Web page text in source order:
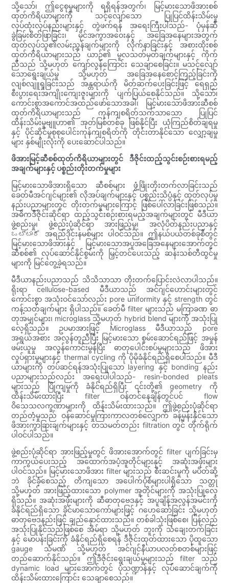
သို့သော်၊ ဤငွေစုမှုများကို ရရှိရန်အတွက်၊ မြင့်မားသောဖိအားစစ်
ထုတ်ကိရိယာများကို သင့်လျော်သော ပြုပြင်ထိန်းသိမ်းမှု
လုပ်ထုံးလုပ်နည်းများနှင့် တွဲဖက်ရန် အရေးကြီးပါသည်- ပုံမှန်ဆီ
ခွဲခြမ်းစိတ်ဖြာခြင်း၊ မိုင်အကွာအဝေးနှင့် အခြေအနေများအတွက်
ထုတ်လုပ်သူ၏လမ်းညွှန်ချက်များကို လိုက်နာခြင်းနှင့် အစားထိုးစစ်
ထုတ်ကိရိယာများသည် ယာဉ်၏ မူလသတ်မှတ်ချက်များနှင့် ကိုက်
ညီသည် သို့မဟုတ် ကျော်လွန်ကြောင်း သေချာစေခြင်း။ မသင့်လျော်
သောရွေးချယ်မှု သို့မဟုတ် အခြေအနေစောင့်ကြည့်ခြင်းကို
လျစ်လျူရှုခြင်းသည် အန္တရာယ်ကို မိတ်ဆက်ပေးခြင်းဖြင့် ရေရှည်
စီးပွားရေးအကျိုးကျေးဇူးများကို ပျက်ပြယ်စေနိုင်သည်။ သို့သော်၊
ကောင်းစွာအကောင်အထည်ဖော်သောအခါ၊ မြင့်မားသောဖိအားဆီစစ်
ထုတ်ကိရိယာများသည် ကုန်ကျစရိတ်သက်သာသော ပြုပြင်
ထိန်းသိမ်းမှုဗျူဟာ၏ အုတ်မြစ်တစ်ခု ဖြစ်နိုင်ပြီး ယုံကြည်စိတ်ချရမှု
နှင့် ပိုင်ဆိုင်မှုစုစုပေါင်းကုန်ကျစရိတ်ကို တိုင်းတာနိုင်သော လျှော့ချမှု
များ နှစ်မျိုးလုံးကို ပေးဆောင်ပါသည်။
ဖိအားမြင့်ဆီစစ်ထုတ်ကိရိယာများတွင် ဒီဇိုင်းထည့်သွင်းစဉ်းစားရမည့်
အချက်များနှင့် ပစ္စည်းတိုးတက်မှုများ
မြင့်မားသောဖိအားရှိသော ဆီစစ်များ ဖွံ့ဖြိုးတိုးတက်လာခြင်းသည်
ခေတ်မီအင်ဂျင်များ၏ လိုအပ်ချက်များနှင့် ပစ္စည်းသိပ္ပံနှင့် ထုတ်လုပ်မှု
နည်းပညာများတွင် တိုးတက်မှုများကြောင့် ဖြစ်ပေါ်လာခြင်းဖြစ်သည်။
အဓိကဒီဇိုင်းဆိုင်ရာ ထည့်သွင်းစဉ်းစားရမည့်အချက်များတွင် မီဒီယာ
ဖွဲ့စည်းမှု၊ ဖွဲ့စည်းပုံဆိုင်ရာ အားဖြည့်မှု၊ အလုံပိတ်နည်းပညာနှင့်
ಒಟ್ಟಾರೆ အရည်ဒိုင်းနမစ်များ ပါဝင်သည်။ ဤနယ်ပယ်တစ်ခုစီတွင်
မြင့်မားသောဖိအားနှင့် မြင့်မားသောအပူအခြေအနေများအောက်တွင်
ဆီစစ်၏ လုပ်ဆောင်နိုင်စွမ်းကို မြှင့်တင်ပေးသည့် ဆန်းသစ်တီထွင်မှု
များကို မြင်တွေ့ခဲ့ရသည်။
မီဒီယာနည်းပညာသည် သိသိသာသာ တိုးတက်ပြောင်းလဲလာပါသည်။
ရိုးရာ cellulose-based မီဒီယာသည် အင်ဂျင်ဟောင်းများတွင်
ကောင်းစွာ အသုံးဝင်သော်လည်း pore uniformity နှင့် strength တွင်
ကန့်သတ်ချက်များ ရှိပါသည်။ ခေတ်မီ filter များသည် မကြာခဏ ဓာ
တုအမျှင်များ၊ microglass သို့မဟုတ် hybrid blend များကို အသုံးပြု
လေ့ရှိသည်။ ဥပမာအားဖြင့် Microglass မီဒီယာသည် pore
အရွယ်အစား အလွန်တူညီပြီး မြင့်မားသော စွမ်းဆောင်ရည်ဖြင့် အမှုန်
ဖမ်းယူမှု အလွန်ကောင်းမွန်ပြီး ဓာတုပေါင်းစပ်မှုများသည် ဖိအား
လှုပ်ရှားမှုများနှင့် thermal cycling ကို ပိုမိုခံနိုင်ရည်ရှိစေပါသည်။ မီဒီ
ယာများကို တပ်ဆင်ရန်အသုံးပြုသော layering နှင့် bonding နည်း
ပညာများသည်လည်း အရေးပါပါသည်- resin-bonded pleats
များသည် ပြိုကျမှုကို ခံနိုင်ရည်ရှိပြီး ၎င်းတို့၏ geometry ကို
ထိန်းသိမ်းထားပြီး filter ဝန်တင်နေချိန်တွင်ပင် flow
ဝိသေသလက္ခဏာများကို ထိန်းသိမ်းထားသည်။ ဤဖွဲ့စည်းပုံဆိုင်ရာ
တည်တံ့မှုသည် ဝန်ဆောင်မှုကြားကာလတစ်လျှောက် ခန့်မှန်းနိုင်သော
ဖိအားကွာခြားချက်များနှင့် တသမတ်တည်း filtration တွင် တိုက်ရိုက်
ပါဝင်ပါသည်။
ဖွဲ့စည်းပုံဆိုင်ရာ အားဖြည့်မှုတွင် ဖိအားအောက်တွင် filter ပျက်ခြင်းမှ
ကာကွယ်ပေးသည့် အထောက်အပံ့အူတိုင်များနှင့် အဆုံးအဖုံးများ
ပါဝင်သည်။ မြင့်မားသောဖိအား filter များသည် စီးဆင်းမှုကို မပိတ်ဆို့
ဘဲ ခိုင်ခံ့စေသည့် တိကျသော အပေါက်ပုံစံများပါရှိသော သတ္တု
သို့မဟုတ် အားဖြည့်ထားသော polymer အူတိုင်များကို အသုံးပြုလေ့
ရှိသည်။ အဆုံးအဖုံးများကို ဆီဓာတုဗေဒနှင့် အပူချိန်အလွန်အမင်းကို
ခံနိုင်ရည်ရှိသော ခိုင်မာသောကော်များဖြင့် ဂဟေဆော်ခြင်း သို့မဟုတ်
ဓာတုဗေဒနည်းဖြင့် ချည်နှောင်ထားသည်။ တစ်ခါသုံးဖြစ်စေ၊ ပြန်လည်
အသုံးပြုနိုင်သည်ဖြစ်စေ အိမ်ရာ သို့မဟုတ် ဘူးကို သံချေးတက်ခြင်း
နှင့် မောပန်းခြင်းကို ခံနိုင်ရည်ရှိစေရန် ဒီဇိုင်းထုတ်ထားသော ပိုထူသော
gauge သံမဏိ သို့မဟုတ် အင်ဂျင်နီယာပလတ်စတစ်များဖြင့်
တည်ဆောက်နိုင်သည်။ ဤဒီဇိုင်းရွေးချယ်မှုများသည် filter သည်
dynamic load များအောက်တွင် ပုံသဏ္ဍာန်နှင့် လုပ်ဆောင်ချက်ကို
ထိန်းသိမ်းထားကြောင်း သေချာစေသည်။